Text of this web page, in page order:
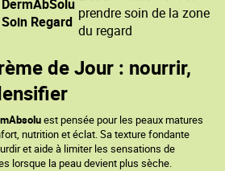
DermAbSolu
Soin Regard prendre soin de la zone
du regard
de Jour : nourrir,
est pensée pour les peaux matures
nutrition et éclat. Sa texture fondante
et aide à limiter les sensations de
lorsque la peau devient plus sèche.